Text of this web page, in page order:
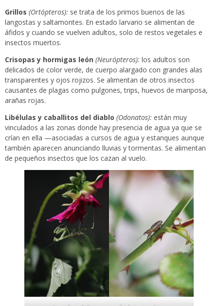
Grillos (Ortópteros): se trata de los primos buenos de las
langostas y saltamontes. En estado larvario se alimentan de
áfidos y cuando se vuelven adultos, solo de restos vegetales e
insectos muertos.
Crisopas y hormigas león (Neurópteros): los adultos son
delicados de color verde, de cuerpo alargado con grandes alas
transparentes y ojos rojizos. Se alimentan de otros insectos
causantes de plagas como pulgones, trips, huevos de mariposa,
arañas rojas.
Libélulas y caballitos del diablo (Odonatos): están muy
vinculados a las zonas donde hay presencia de agua ya que se
crían en ella —asociadas a cursos de agua y estanques aunque
también aparecen anunciando lluvias y tormentas. Se alimentan
de pequeños insectos que los cazan al vuelo.